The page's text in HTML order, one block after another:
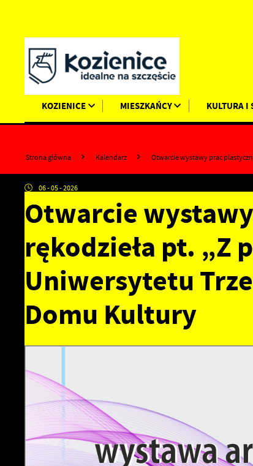
KOZIENICE MIESZKAŃCY KULTURA I
Strona główna Kalendarz Otwarcie wystawy prac
06 - 05 - 2026
Otwarcie
rękodzieła pt. „Z
Uniwersytetu
Domu Kultury